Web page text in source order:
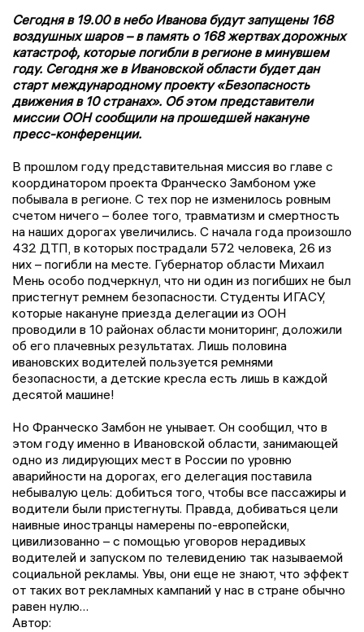
Сегодня в 19.00 в небо Иванова будут запущены 168
воздушных шаров – в память о 168 жертвах дорожных
катастроф, которые погибли в регионе в минувшем
году. Сегодня же в Ивановской области будет дан
старт международному проекту «Безопасность
движения в 10 странах». Об этом представители
миссии ООН сообщили на прошедшей накануне
пресс-конференции.
В прошлом году представительная миссия во главе с
координатором проекта Франческо Замбоном уже
побывала в регионе. С тех пор не изменилось ровным
счетом ничего – более того, травматизм и смертность
на наших дорогах увеличились. С начала года произошло
432 ДТП, в которых пострадали 572 человека, 26 из
них – погибли на месте. Губернатор области Михаил
Мень особо подчеркнул, что ни один из погибших не был
пристегнут ремнем безопасности. Студенты ИГАСУ,
которые накануне приезда делегации из ООН
проводили в 10 районах области мониторинг, доложили
об его плачевных результатах. Лишь половина
ивановских водителей пользуется ремнями
безопасности, а детские кресла есть лишь в каждой
десятой машине!
Но Франческо Замбон не унывает. Он сообщил, что в
этом году именно в Ивановской области, занимающей
одно из лидирующих мест в России по уровню
аварийности на дорогах, его делегация поставила
небывалую цель: добиться того, чтобы все пассажиры и
водители были пристегнуты. Правда, добиваться цели
наивные иностранцы намерены по-европейски,
цивилизованно – с помощью уговоров нерадивых
водителей и запуском по телевидению так называемой
социальной рекламы. Увы, они еще не знают, что эффект
от таких вот рекламных кампаний у нас в стране обычно
равен нулю…
Автор: